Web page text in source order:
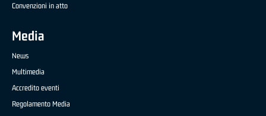
Convenzioni in atto
Media
News
Multimedia
Accredito eventi
Regolamento Media